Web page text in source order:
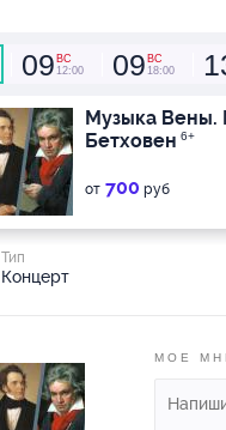
09 ВС
12:00
09 ВС
18:00
Музыка Вены.
Бетховен 6+
от 700 руб
Тип
Концерт
МОЕ